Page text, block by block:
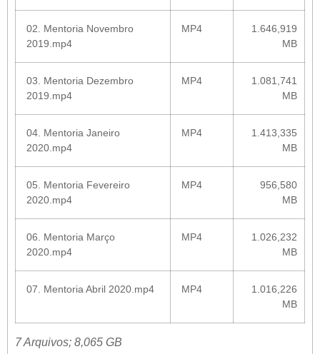
02. Mentoria Novembro
2019.mp4
MP4
1.646,919
MB
03. Mentoria Dezembro
2019.mp4
MP4
1.081,741
MB
04. Mentoria Janeiro
2020.mp4
MP4
1.413,335
MB
05. Mentoria Fevereiro
2020.mp4
MP4
956,580
MB
06. Mentoria Março
2020.mp4
MP4
1.026,232
MB
07. Mentoria Abril 2020.mp4 MP4
1.016,226
MB
7 Arquivos; 8,065 GB